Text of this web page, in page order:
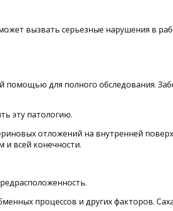
вызвать серьезные нарушения в
помощью для полного обследования.
эту патологию.
отложений на внутренней
всей конечности.
процессов и других факторов.